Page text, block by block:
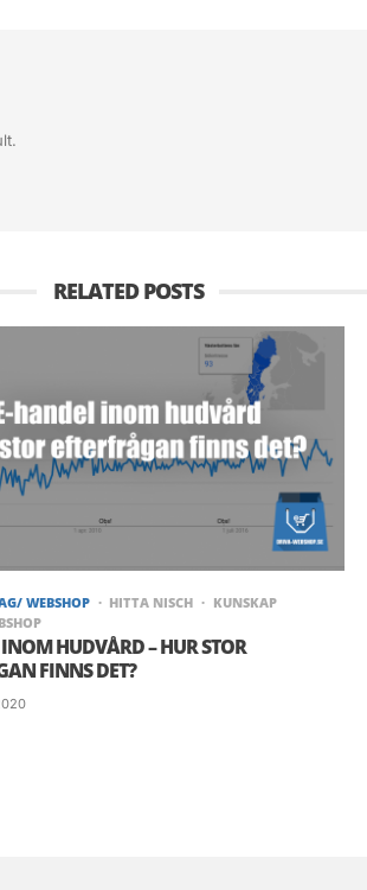
RELATED POSTS
WEBSHOP HITTA NISCH
KUNSKAP
HUDVÅRD – HUR STOR
FINNS DET?